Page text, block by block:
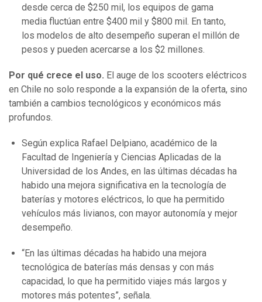
desde cerca de $250 mil, los equipos de gama
media fluctúan entre $400 mil y $800 mil. En tanto,
los modelos de alto desempeño superan el millón de
pesos y pueden acercarse a los $2 millones.
Por qué crece el uso. El auge de los scooters eléctricos
en Chile no solo responde a la expansión de la oferta, sino
también a cambios tecnológicos y económicos más
profundos.
Según explica Rafael Delpiano, académico de la
Facultad de Ingeniería y Ciencias Aplicadas de la
Universidad de los Andes, en las últimas décadas ha
habido una mejora significativa en la tecnología de
baterías y motores eléctricos, lo que ha permitido
vehículos más livianos, con mayor autonomía y mejor
desempeño.
“En las últimas décadas ha habido una mejora
tecnológica de baterías más densas y con más
capacidad, lo que ha permitido viajes más largos y
motores más potentes”, señala.